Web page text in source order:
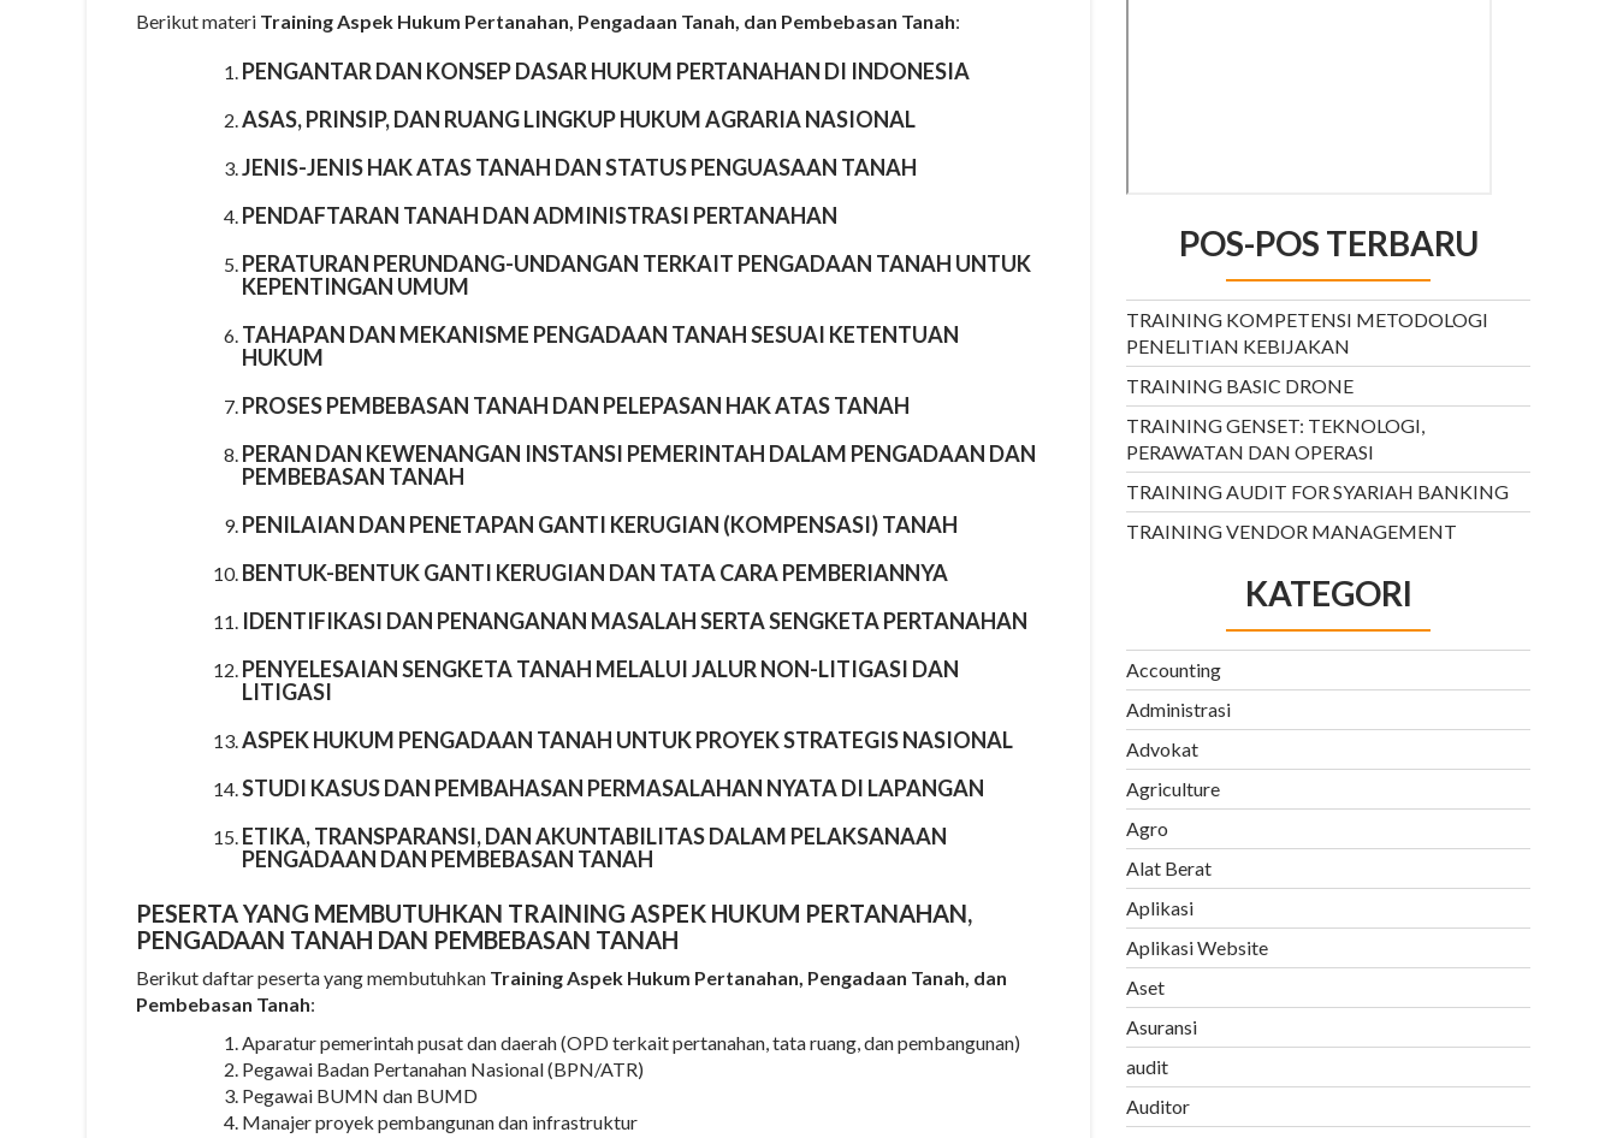
Berikut materi Training Aspek Hukum Pertanahan, Pengadaan Tanah, dan Pembebasan Tanah:
PENGANTAR DAN KONSEP DASAR HUKUM PERTANAHAN DI INDONESIA
ASAS, PRINSIP, DAN RUANG LINGKUP HUKUM AGRARIA NASIONAL
JENIS-JENIS HAK ATAS TANAH DAN STATUS PENGUASAAN TANAH
PENDAFTARAN TANAH DAN ADMINISTRASI PERTANAHAN
PERATURAN PERUNDANG-UNDANGAN TERKAIT PENGADAAN TANAH UNTUK
KEPENTINGAN UMUM
TAHAPAN DAN MEKANISME PENGADAAN TANAH SESUAI KETENTUAN
HUKUM
PROSES PEMBEBASAN TANAH DAN PELEPASAN HAK ATAS TANAH
PERAN DAN KEWENANGAN INSTANSI PEMERINTAH DALAM PENGADAAN DAN
PEMBEBASAN TANAH
PENILAIAN DAN PENETAPAN GANTI KERUGIAN (KOMPENSASI) TANAH
BENTUK-BENTUK GANTI KERUGIAN DAN TATA CARA PEMBERIANNYA
IDENTIFIKASI DAN PENANGANAN MASALAH SERTA SENGKETA PERTANAHAN
PENYELESAIAN SENGKETA TANAH MELALUI JALUR NON-LITIGASI DAN
LITIGASI
ASPEK HUKUM PENGADAAN TANAH UNTUK PROYEK STRATEGIS NASIONAL
STUDI KASUS DAN PEMBAHASAN PERMASALAHAN NYATA DI LAPANGAN
ETIKA, TRANSPARANSI, DAN AKUNTABILITAS DALAM PELAKSANAAN
PENGADAAN DAN PEMBEBASAN TANAH
PESERTA YANG MEMBUTUHKAN TRAINING ASPEK HUKUM PERTANAHAN,
PENGADAAN TANAH DAN PEMBEBASAN TANAH
Berikut daftar peserta yang membutuhkan Training Aspek Hukum Pertanahan, Pengadaan Tanah, dan
Pembebasan Tanah:
Aparatur pemerintah pusat dan daerah (OPD terkait pertanahan, tata ruang, dan pembangunan)
Pegawai Badan Pertanahan Nasional (BPN/ATR)
Pegawai BUMN dan BUMD
Manajer proyek pembangunan dan infrastruktur
POS-POS TERBARU
TRAINING KOMPETENSI METODOLOGI
PENELITIAN KEBIJAKAN
TRAINING BASIC DRONE
TRAINING GENSET: TEKNOLOGI,
PERAWATAN DAN OPERASI
TRAINING AUDIT FOR SYARIAH BANKING
TRAINING VENDOR MANAGEMENT
KATEGORI
Accounting
Administrasi
Advokat
Agriculture
Agro
Alat Berat
Aplikasi
Aplikasi Website
Aset
Asuransi
audit
Auditor